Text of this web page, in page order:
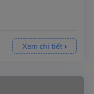
Xem chi tiết